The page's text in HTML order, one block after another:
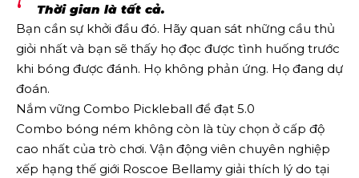
Thời gian là tất cả.
Bạn cần sự khởi đầu đó. Hãy quan sát những cầu thủ
giỏi nhất và bạn sẽ thấy họ đọc được tình huống trước
khi bóng được đánh. Họ không phản ứng. Họ đang dự
đoán.
Nắm vững Combo Pickleball để đạt 5.0
Combo bóng ném không còn là tùy chọn ở cấp độ
cao nhất của trò chơi. Vận động viên chuyên nghiệp
xếp hạng thế giới Roscoe Bellamy giải thích lý do tại